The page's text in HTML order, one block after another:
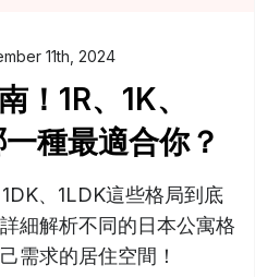
11th, 2024
！1R、1K、
種最適合你？
、1LDK這些格局到底
細解析不同的日本公寓格
需求的居住空間！